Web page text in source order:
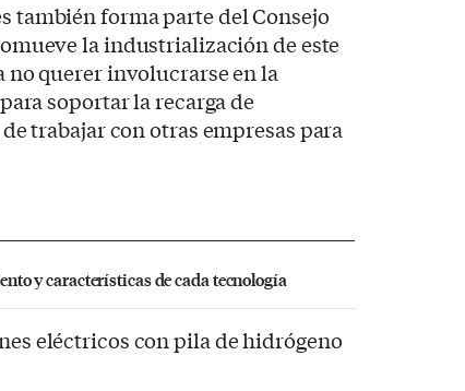
también forma parte del Consejo
la industrialización de este
querer involucrarse en la
soportar la recarga de
trabajar con otras empresas para
y características de cada tecnología
eléctricos con pila de hidrógeno